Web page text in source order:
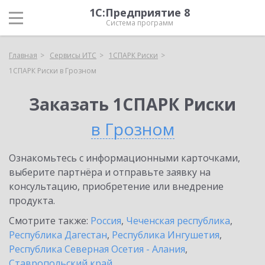
1С:Предприятие 8
Система программ
Главная Сервисы ИТС
1СПАРК Риски
1СПАРК Риски в Грозном
Заказать 1СПАРК Риски
в Грозном
Ознакомьтесь с информационными карточками,
выберите партнёра и отправьте заявку на
консультацию, приобретение или внедрение
продукта.
Смотрите также: Россия, Чеченская республика,
Республика Дагестан, Республика Ингушетия,
Республика Северная Осетия - Алания,